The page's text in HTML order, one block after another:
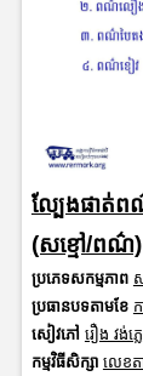
ល្បែងផាត់ព
(សខ្មៅ/ពណ៌)
ប្រភេទសកម្មភាព
ប្រធានបទតាមខែ
សៀវភៅ រឿង វង់ភ្
កម្មវិធីសិក្សា លេខត